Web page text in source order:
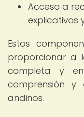
Acceso a
explicativos
Estos
proporcionar a
completa y
comprensión y
andinos.